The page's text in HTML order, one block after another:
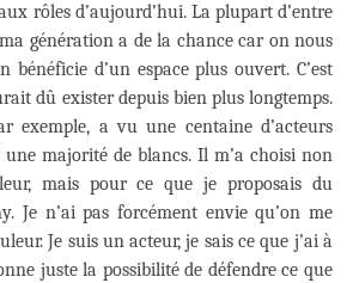
rôles d’aujourd’hui. La plupart d’entre
génération a de la chance car on nous
bénéficie d’un espace plus ouvert. C’est
dû exister depuis bien plus longtemps.
exemple, a vu une centaine d’acteurs
une majorité de blancs. Il m’a choisi non
mais pour ce que je proposais du
Je n’ai pas forcément envie qu’on me
Je suis un acteur, je sais ce que j’ai à
juste la possibilité de défendre ce que